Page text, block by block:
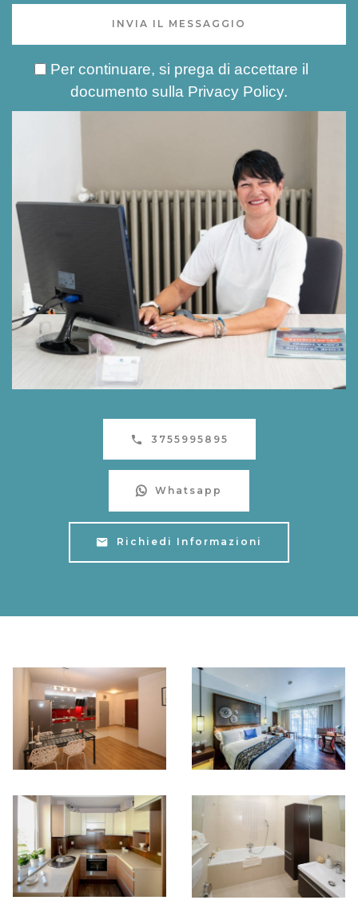
INVIA IL MESSAGGIO
Per continuare, si prega di accettare il
documento sulla Privacy Policy.
3755995895
Whatsapp
Richiedi Informazioni